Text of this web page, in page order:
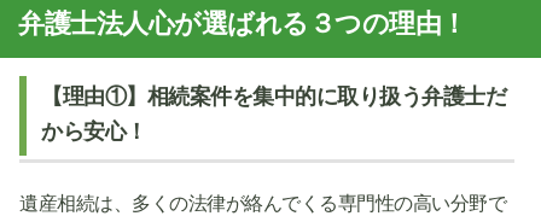
弁護士法人心が選ばれる３つの理由！
【理由①】相続案件を集中的に取り扱う弁護士だ
から安心！
遺産相続は、多くの法律が絡んでくる専門性の高い分野で